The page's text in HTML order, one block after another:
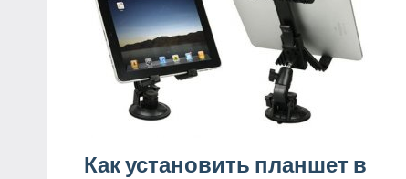
Как установить планшет в